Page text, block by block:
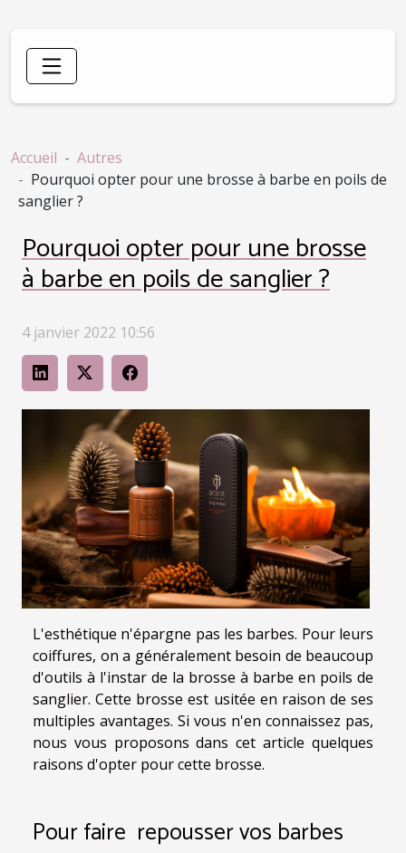
Accueil
Autres
Pourquoi opter pour une brosse à barbe en poils de
sanglier ?
Pourquoi opter pour une brosse
à barbe en poils de sanglier ?
4 janvier 2022 10:56
L'esthétique n'épargne pas les barbes. Pour leurs
coiffures, on a généralement besoin de beaucoup
d'outils à l'instar de la brosse à barbe en poils de
sanglier. Cette brosse est usitée en raison de ses
multiples avantages. Si vous n'en connaissez pas,
nous vous proposons dans cet article quelques
raisons d'opter pour cette brosse.
Pour faire repousser vos barbes